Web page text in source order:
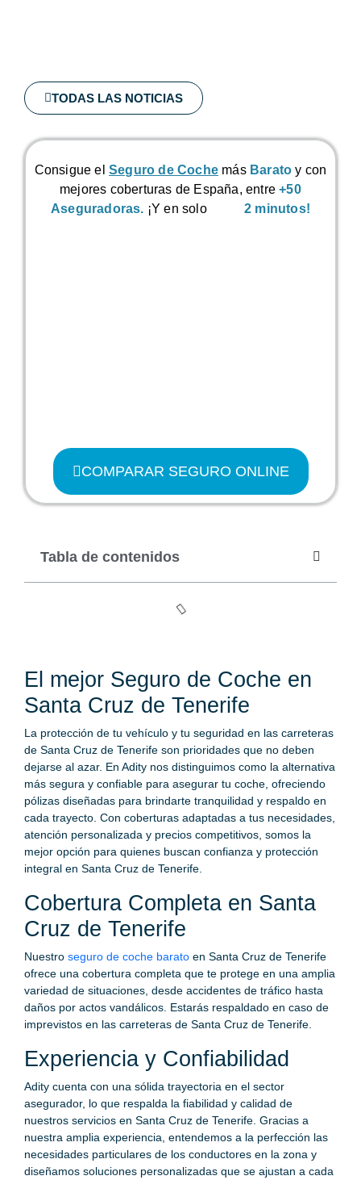
El mejor Seguro de Coche en
Santa Cruz de Tenerife
La protección de tu vehículo y tu seguridad en las carreteras
de Santa Cruz de Tenerife son prioridades que no deben
dejarse al azar. En Adity nos distinguimos como la alternativa
más segura y confiable para asegurar tu coche, ofreciendo
pólizas diseñadas para brindarte tranquilidad y respaldo en
cada trayecto. Con coberturas adaptadas a tus necesidades,
atención personalizada y precios competitivos, somos la
mejor opción para quienes buscan confianza y protección
integral en Santa Cruz de Tenerife.
Cobertura Completa en Santa
Cruz de Tenerife
Nuestro seguro de coche barato en Santa Cruz de Tenerife
ofrece una cobertura completa que te protege en una amplia
variedad de situaciones, desde accidentes de tráfico hasta
daños por actos vandálicos. Estarás respaldado en caso de
imprevistos en las carreteras de Santa Cruz de Tenerife.
Experiencia y Confiabilidad
Adity cuenta con una sólida trayectoria en el sector
asegurador, lo que respalda la fiabilidad y calidad de
nuestros servicios en Santa Cruz de Tenerife. Gracias a
nuestra amplia experiencia, entendemos a la perfección las
necesidades particulares de los conductores en la zona y
diseñamos soluciones personalizadas que se ajustan a cada
TODAS LAS NOTICIAS
Consigue el Seguro de Coche más Barato y con
mejores coberturas de España, entre+50
Aseguradoras. ¡Y en solo 2 minutos!
COMPARAR SEGURO ONLINE
Tabla de contenidos